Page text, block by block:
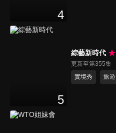
4
5
綜藝新時代
更新至第355集
實境秀
旅遊